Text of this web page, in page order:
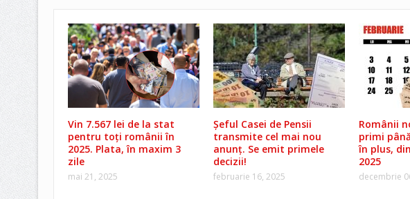
Vin 7.567 lei de la stat
pentru toți românii în
2025. Plata, în maxim 3
zile
mai 21, 2025
Șeful Casei de Pensii
transmite cel mai nou
anunț. Se emit primele
decizii!
februarie 16, 2025
Românii
primi
în plus,
2025
decembrie